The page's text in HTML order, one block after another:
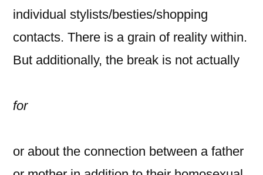
individual stylists/besties/shopping
contacts. There is a grain of reality within.
But additionally, the break is not actually
for
or about the connection between a father